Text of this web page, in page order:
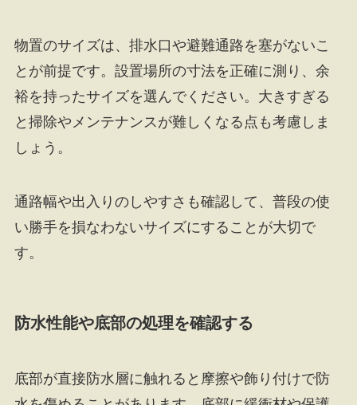
物置のサイズは、排水口や避難通路を塞がないこ
とが前提です。設置場所の寸法を正確に測り、余
裕を持ったサイズを選んでください。大きすぎる
と掃除やメンテナンスが難しくなる点も考慮しま
しょう。
通路幅や出入りのしやすさも確認して、普段の使
い勝手を損なわないサイズにすることが大切で
す。
防水性能や底部の処理を確認する
底部が直接防水層に触れると摩擦や飾り付けで防